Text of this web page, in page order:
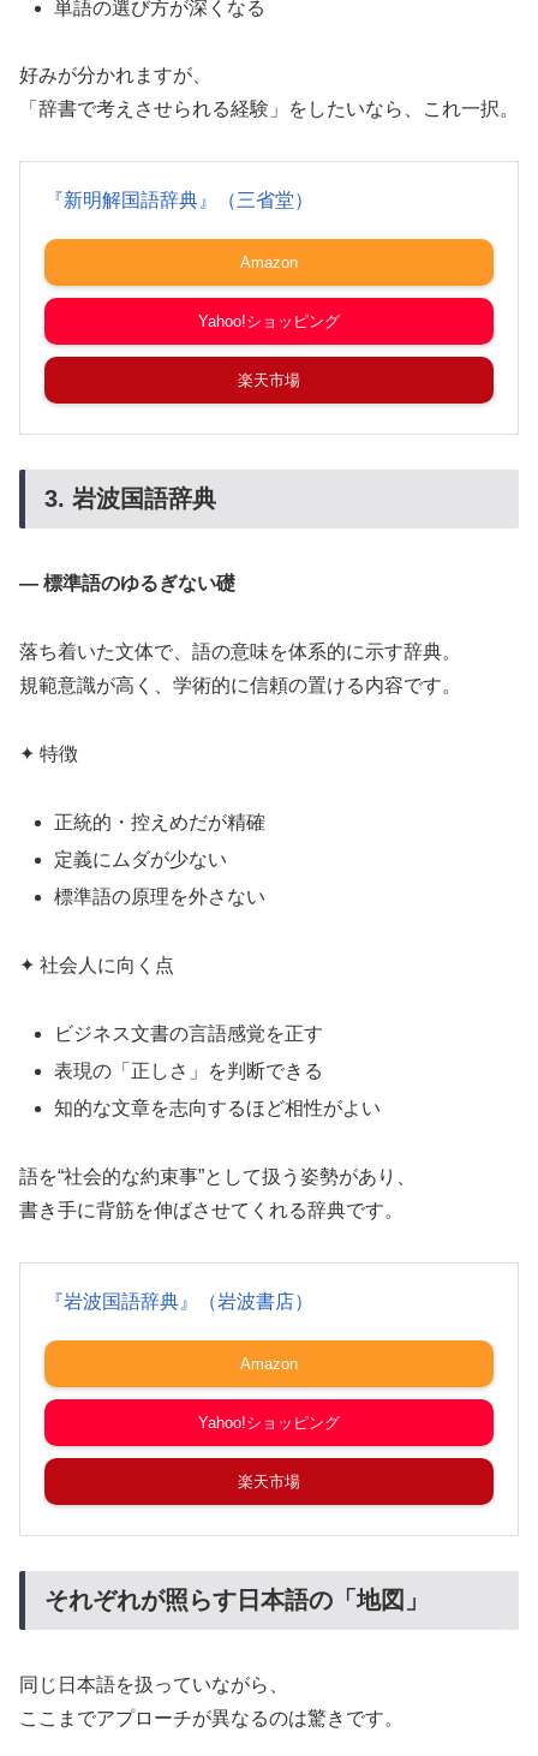
単語の選び方が深くなる
好みが分かれますが、
「辞書で考えさせられる経験」をしたいなら、これ一択。
『新明解国語辞典』（三省堂）
Amazon
Yahoo!ショッピング
楽天市場
3. 岩波国語辞典
― 標準語のゆるぎない礎
落ち着いた文体で、語の意味を体系的に示す辞典。
規範意識が高く、学術的に信頼の置ける内容です。
✦ 特徴
正統的・控えめだが精確
定義にムダが少ない
標準語の原理を外さない
✦ 社会人に向く点
ビジネス文書の言語感覚を正す
表現の「正しさ」を判断できる
知的な文章を志向するほど相性がよい
語を“社会的な約束事”として扱う姿勢があり、
書き手に背筋を伸ばさせてくれる辞典です。
『岩波国語辞典』（岩波書店）
Amazon
Yahoo!ショッピング
楽天市場
それぞれが照らす日本語の「地図」
同じ日本語を扱っていながら、
ここまでアプローチが異なるのは驚きです。